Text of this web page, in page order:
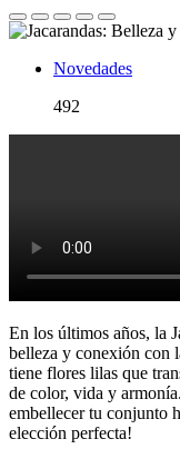
Novedades
492
En los últimos años, la
belleza y conexión con
tiene flores lilas que
de color, vida y
embellecer tu conjunto
elección perfecta!